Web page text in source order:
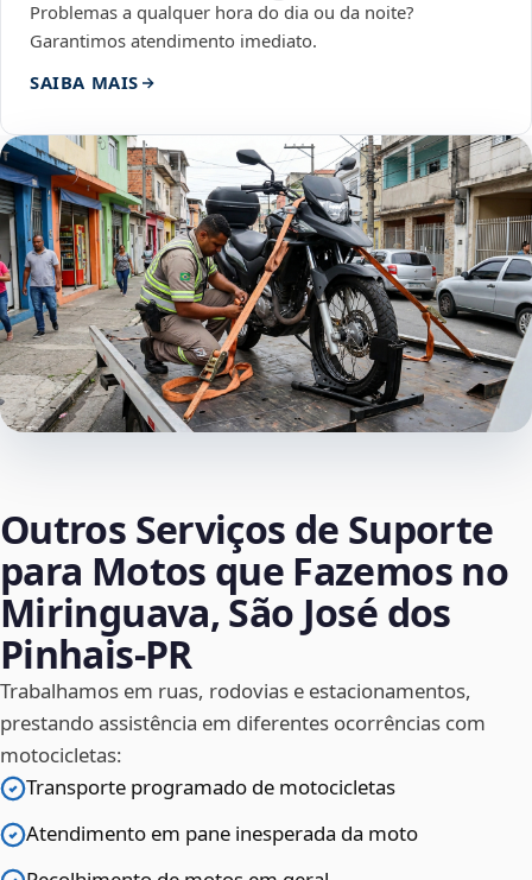
Problemas a qualquer hora do dia ou da noite?
Garantimos atendimento imediato.
SAIBA MAIS
Outros Serviços de Suporte
para Motos que Fazemos no
Miringuava, São José dos
Pinhais‑PR
Trabalhamos em ruas, rodovias e estacionamentos,
prestando assistência em diferentes ocorrências com
motocicletas:
Transporte programado de motocicletas
Atendimento em pane inesperada da moto